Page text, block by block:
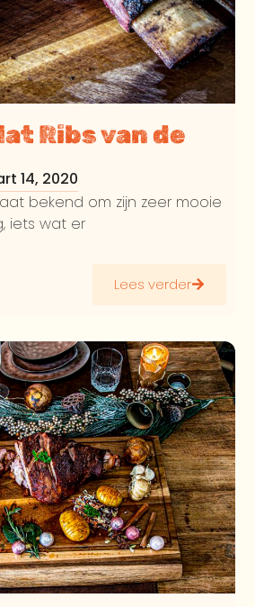
Ribs van de
14, 2020
bekend om zijn zeer mooie
iets wat er
Lees verder